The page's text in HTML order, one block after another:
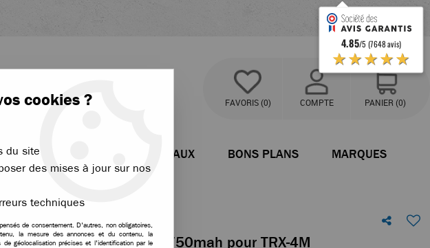
FAVORIS (0) COMPTE PANIER (0)
BATEAUX BONS PLANS MARQUES
batterie Li-Po 7,4v 2S 750mah pour TRX-4M
cookies ?
du site
des mises à jour sur nos
techniques
de consentement. D'autres, non obligatoires,
la mesure des annonces et du contenu, la
géolocalisation précises et l'identification par le
4.85/5 (7648 avis)
★★★★★